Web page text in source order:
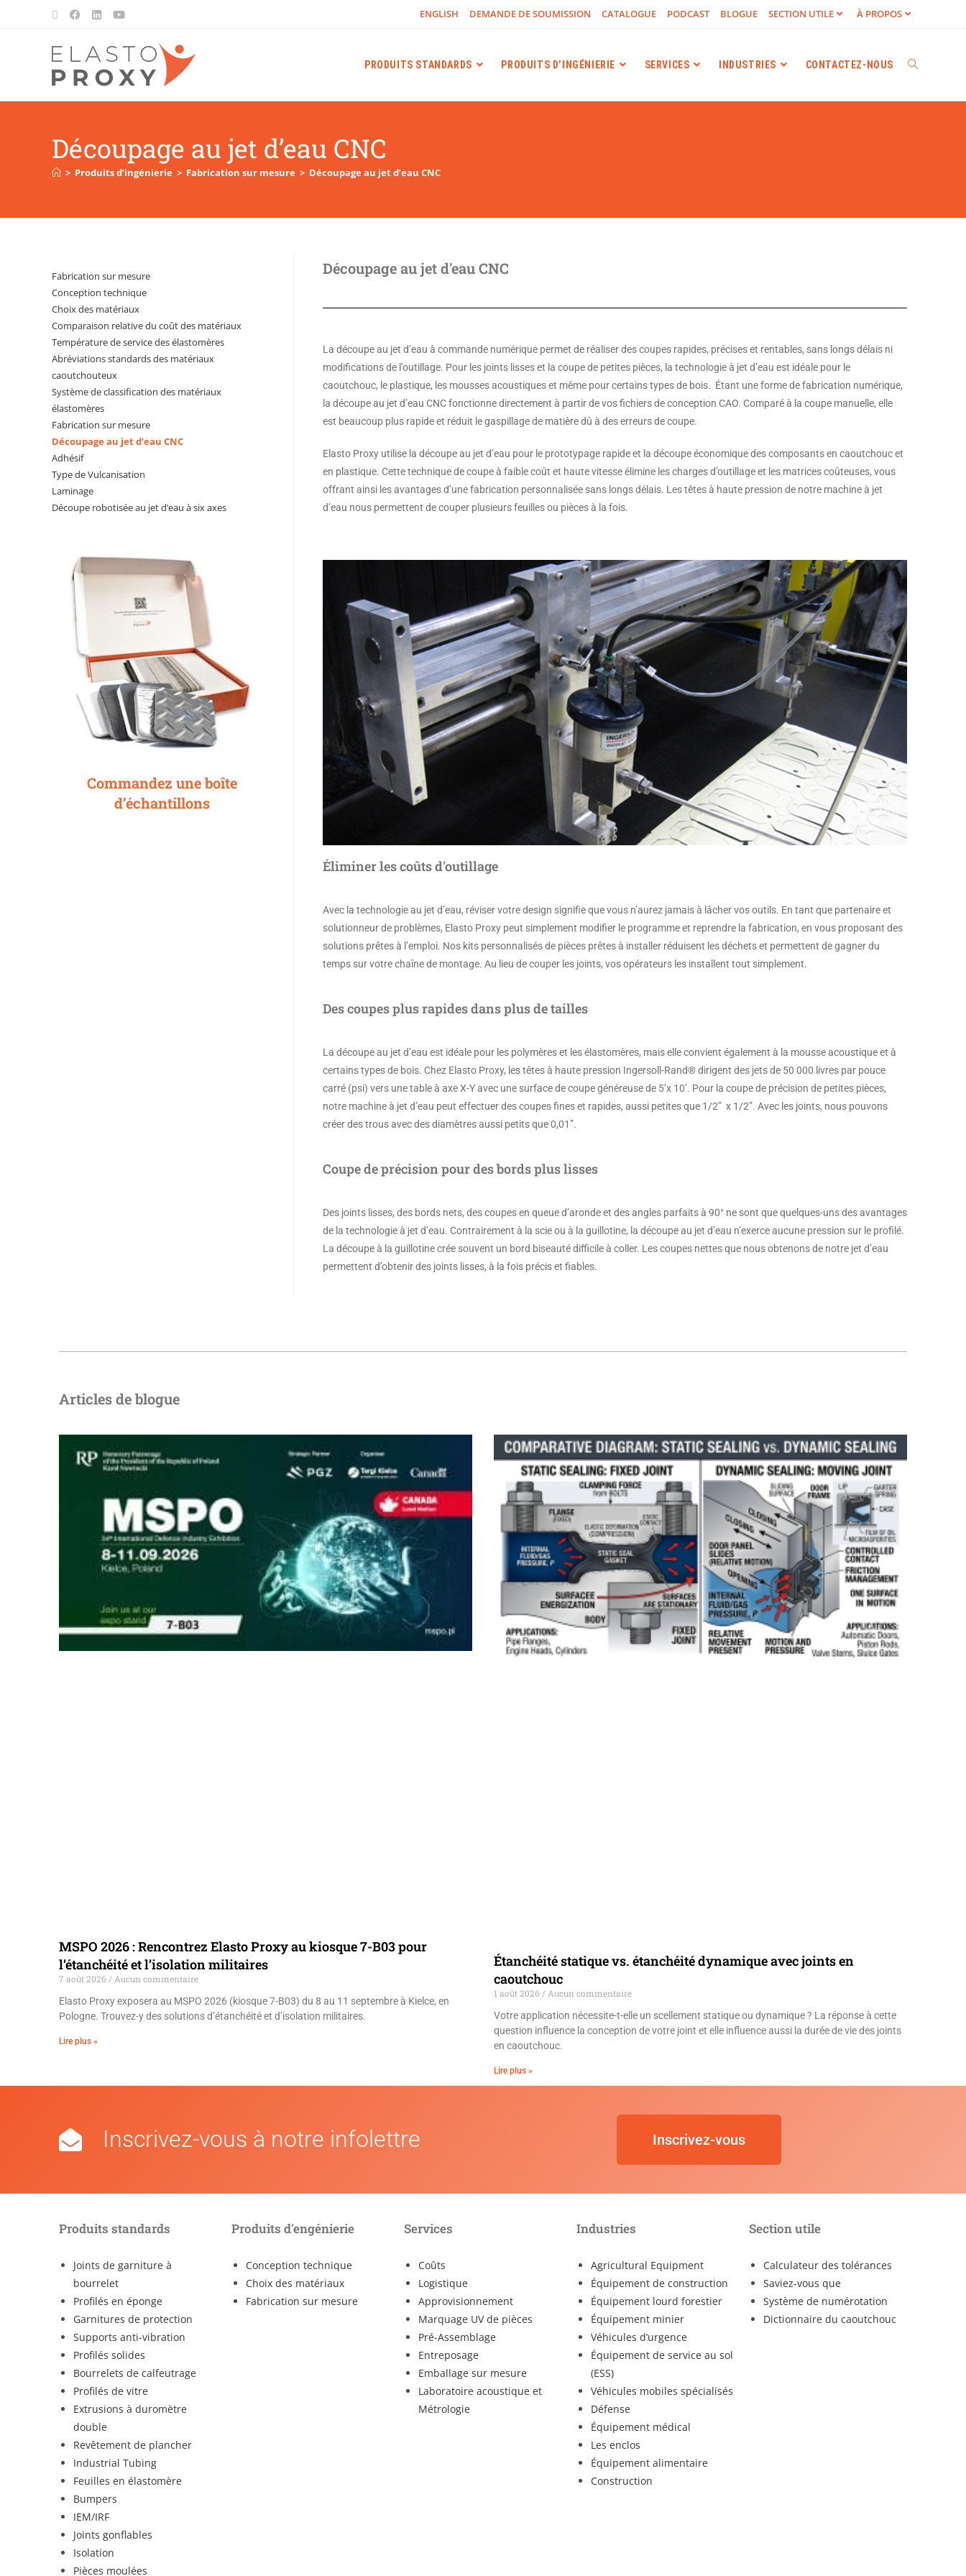
ENGLISH DEMANDE DE SOUMISSION CATALOGUE PODCAST BLOGUE SECTION UTILE À PROPOS
PRODUITS STANDARDS PRODUITS D’INGÉNIERIE SERVICES INDUSTRIES CONTACTEZ-NOUS
Découpage au jet d’eau CNC
> Produits d’ingénierie > Fabrication sur mesure > Découpage au jet d’eau CNC
Découpage au jet d'eau CNC
La découpe au jet d’eau à commande numérique permet de réaliser des coupes rapides, précises et rentables, sans longs délais ni
modifications de l’outillage. Pour les joints lisses et la coupe de petites pièces, la technologie à jet d’eau est idéale pour le
caoutchouc, le plastique, les mousses acoustiques et même pour certains types de bois. Étant une forme de fabrication numérique,
la découpe au jet d’eau CNC fonctionne directement à partir de vos fichiers de conception CAO. Comparé à la coupe manuelle, elle
est beaucoup plus rapide et réduit le gaspillage de matière dû à des erreurs de coupe.
Elasto Proxy utilise la découpe au jet d’eau pour le prototypage rapide et la découpe économique des composants en caoutchouc et
en plastique. Cette technique de coupe à faible coût et haute vitesse élimine les charges d’outillage et les matrices coûteuses, vous
offrant ainsi les avantages d’une fabrication personnalisée sans longs délais. Les têtes à haute pression de notre machine à jet
d’eau nous permettent de couper plusieurs feuilles ou pièces à la fois.
Éliminer les coûts d'outillage
Avec la technologie au jet d’eau, réviser votre design signifie que vous n’aurez jamais à lâcher vos outils. En tant que partenaire et
solutionneur de problèmes, Elasto Proxy peut simplement modifier le programme et reprendre la fabrication, en vous proposant des
solutions prêtes à l’emploi. Nos kits personnalisés de pièces prêtes à installer réduisent les déchets et permettent de gagner du
temps sur votre chaîne de montage. Au lieu de couper les joints, vos opérateurs les installent tout simplement.
Des coupes plus rapides dans plus de tailles
La découpe au jet d’eau est idéale pour les polymères et les élastomères, mais elle convient également à la mousse acoustique et à
certains types de bois. Chez Elasto Proxy, les têtes à haute pression Ingersoll-Rand® dirigent des jets de 50 000 livres par pouce
carré (psi) vers une table à axe X-Y avec une surface de coupe généreuse de 5’x 10’. Pour la coupe de précision de petites pièces,
notre machine à jet d’eau peut effectuer des coupes fines et rapides, aussi petites que 1/2” x 1/2”. Avec les joints, nous pouvons
créer des trous avec des diamètres aussi petits que 0,01”.
Coupe de précision pour des bords plus lisses
Des joints lisses, des bords nets, des coupes en queue d’aronde et des angles parfaits à 90° ne sont que quelques-uns des avantages
de la technologie à jet d’eau. Contrairement à la scie ou à la guillotine, la découpe au jet d’eau n’exerce aucune pression sur le profilé.
La découpe à la guillotine crée souvent un bord biseauté difficile à coller. Les coupes nettes que nous obtenons de notre jet d’eau
permettent d’obtenir des joints lisses, à la fois précis et fiables.
Fabrication sur mesure
Conception technique
Choix des matériaux
Comparaison relative du coût des matériaux
Température de service des élastomères
Abréviations standards des matériaux
caoutchouteux
Système de classification des matériaux
élastomères
Fabrication sur mesure
Découpage au jet d’eau CNC
Adhésif
Type de Vulcanisation
Laminage
Découpe robotisée au jet d’eau à six axes
Commandez une boîte
d’échantillons
Articles de blogue
MSPO 2026 : Rencontrez Elasto Proxy au kiosque 7-B03 pour
l’étanchéité et l’isolation militaires
7 août 2026
Aucun commentaire
Elasto Proxy exposera au MSPO 2026 (kiosque 7-B03) du 8 au 11 septembre à Kielce, en
Pologne. Trouvez-y des solutions d’étanchéité et d’isolation militaires.
Lire plus »
Étanchéité statique vs. étanchéité dynamique avec joints en
caoutchouc
1 août 2026
Aucun commentaire
Votre application nécessite-t-elle un scellement statique ou dynamique ? La réponse à cette
question influence la conception de votre joint et elle influence aussi la durée de vie des joints
en caoutchouc.
Lire plus »
Inscrivez-vous à notre infolettre Inscrivez-vous
Produits standards
Joints de garniture à
bourrelet
Profilés en éponge
Garnitures de protection
Supports anti-vibration
Profilés solides
Bourrelets de calfeutrage
Profilés de vitre
Extrusions à duromètre
double
Revêtement de plancher
Industrial Tubing
Feuilles en élastomère
Bumpers
IEM/IRF
Joints gonflables
Isolation
Pièces moulées
Produits d'engénierie
Conception technique
Choix des matériaux
Fabrication sur mesure
Services
Coûts
Logistique
Approvisionnement
Marquage UV de pièces
Pré-Assemblage
Entreposage
Emballage sur mesure
Laboratoire acoustique et
Métrologie
Industries
Agricultural Equipment
Équipement de construction
Équipement lourd forestier
Équipement minier
Véhicules d’urgence
Équipement de service au sol
(ESS)
Véhicules mobiles spécialisés
Défense
Équipement médical
Les enclos
Équipement alimentaire
Construction
Section utile
Calculateur des tolérances
Saviez-vous que
Système de numérotation
Dictionnaire du caoutchouc